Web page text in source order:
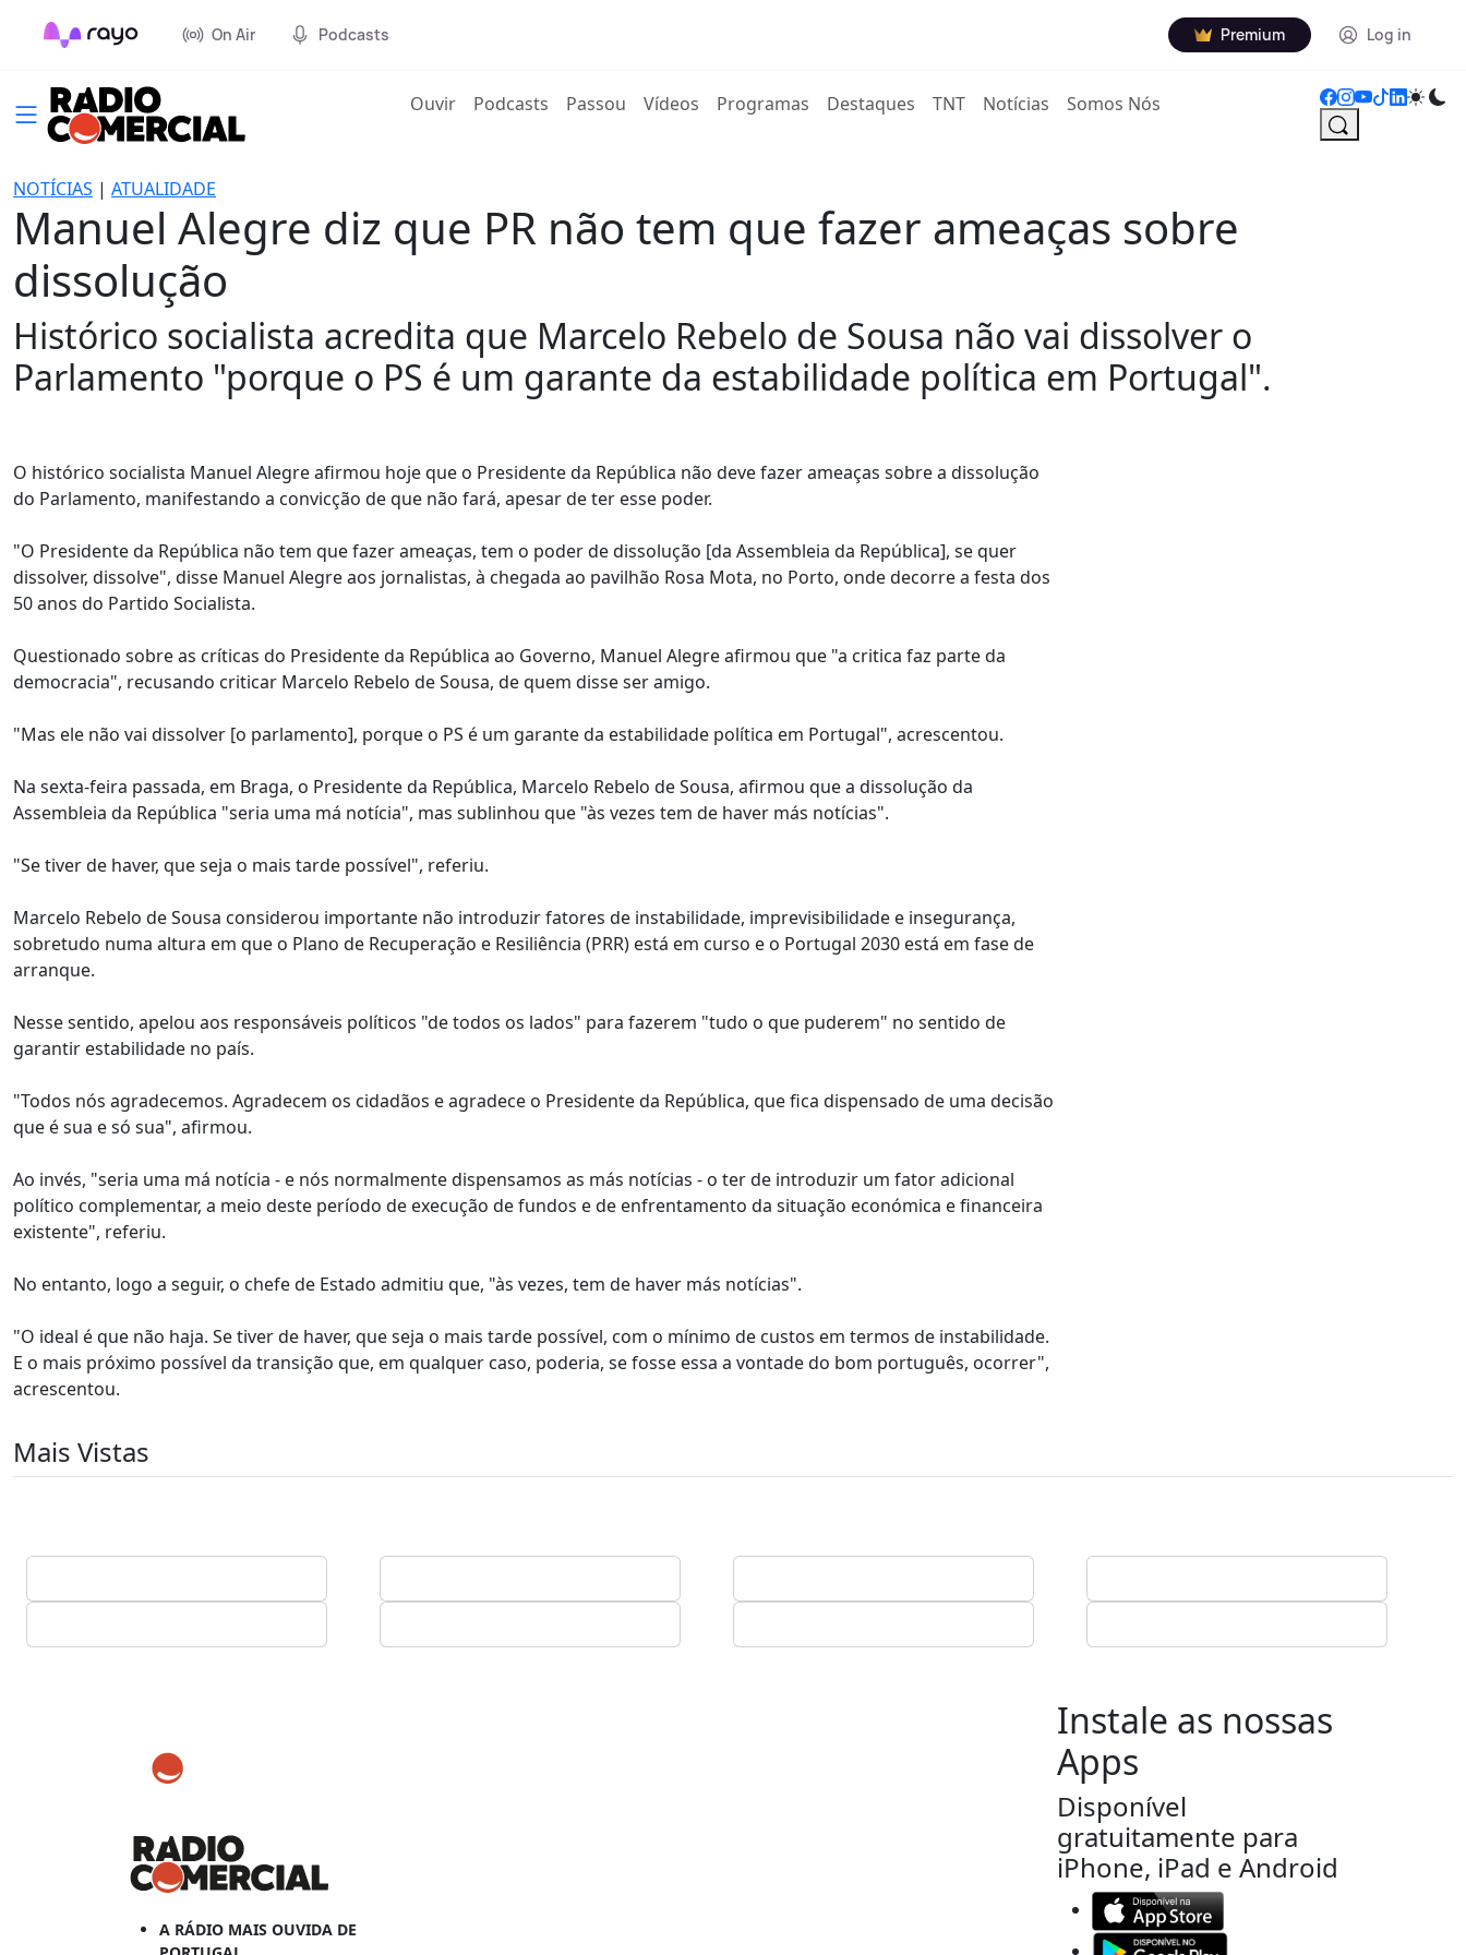
On Air Podcasts Premium Log in
Ouvir(current)
Podcasts Passou Vídeos Programas Destaques TNT Notícias Somos Nós
NOTÍCIAS | ATUALIDADE
Manuel Alegre diz que PR não tem que fazer ameaças sobre
dissolução
Histórico socialista acredita que Marcelo Rebelo de Sousa não vai dissolver o
Parlamento "porque o PS é um garante da estabilidade política em Portugal".
O histórico socialista Manuel Alegre afirmou hoje que o Presidente da República não deve fazer ameaças sobre a dissolução
do Parlamento, manifestando a convicção de que não fará, apesar de ter esse poder.
"O Presidente da República não tem que fazer ameaças, tem o poder de dissolução [da Assembleia da República], se quer
dissolver, dissolve", disse Manuel Alegre aos jornalistas, à chegada ao pavilhão Rosa Mota, no Porto, onde decorre a festa dos
50 anos do Partido Socialista.
Questionado sobre as críticas do Presidente da República ao Governo, Manuel Alegre afirmou que "a critica faz parte da
democracia", recusando criticar Marcelo Rebelo de Sousa, de quem disse ser amigo.
"Mas ele não vai dissolver [o parlamento], porque o PS é um garante da estabilidade política em Portugal", acrescentou.
Na sexta-feira passada, em Braga, o Presidente da República, Marcelo Rebelo de Sousa, afirmou que a dissolução da
Assembleia da República "seria uma má notícia", mas sublinhou que "às vezes tem de haver más notícias".
"Se tiver de haver, que seja o mais tarde possível", referiu.
Marcelo Rebelo de Sousa considerou importante não introduzir fatores de instabilidade, imprevisibilidade e insegurança,
sobretudo numa altura em que o Plano de Recuperação e Resiliência (PRR) está em curso e o Portugal 2030 está em fase de
arranque.
Nesse sentido, apelou aos responsáveis políticos "de todos os lados" para fazerem "tudo o que puderem" no sentido de
garantir estabilidade no país.
"Todos nós agradecemos. Agradecem os cidadãos e agradece o Presidente da República, que fica dispensado de uma decisão
que é sua e só sua", afirmou.
Ao invés, "seria uma má notícia - e nós normalmente dispensamos as más notícias - o ter de introduzir um fator adicional
político complementar, a meio deste período de execução de fundos e de enfrentamento da situação económica e financeira
existente", referiu.
No entanto, logo a seguir, o chefe de Estado admitiu que, "às vezes, tem de haver más notícias".
"O ideal é que não haja. Se tiver de haver, que seja o mais tarde possível, com o mínimo de custos em termos de instabilidade.
E o mais próximo possível da transição que, em qualquer caso, poderia, se fosse essa a vontade do bom português, ocorrer",
acrescentou.
Mais Vistas
A RÁDIO MAIS OUVIDA DE
Instale as nossas
Apps
Disponível
gratuitamente para
iPhone, iPad e Android